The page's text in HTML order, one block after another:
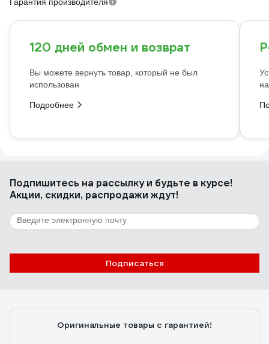
120 дней обмен и возврат
Вы можете вернуть товар, который не был
использован
Подробнее
Подпишитесь на рассылкуи будьте в курсе!
Акции, скидки, распродажи ждут!
Подписаться
Оригинальные товары с гарантией!